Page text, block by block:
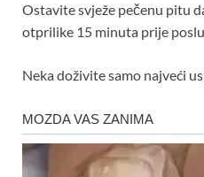
Ostavite svježe pečenu pitu
otprilike 15 minuta prije
Neka doživite samo najveći